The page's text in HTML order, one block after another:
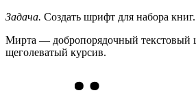
Задача. Создать шрифт для набора книг.
Мирта — добропорядочный текстовый
щеголеватый курсив.